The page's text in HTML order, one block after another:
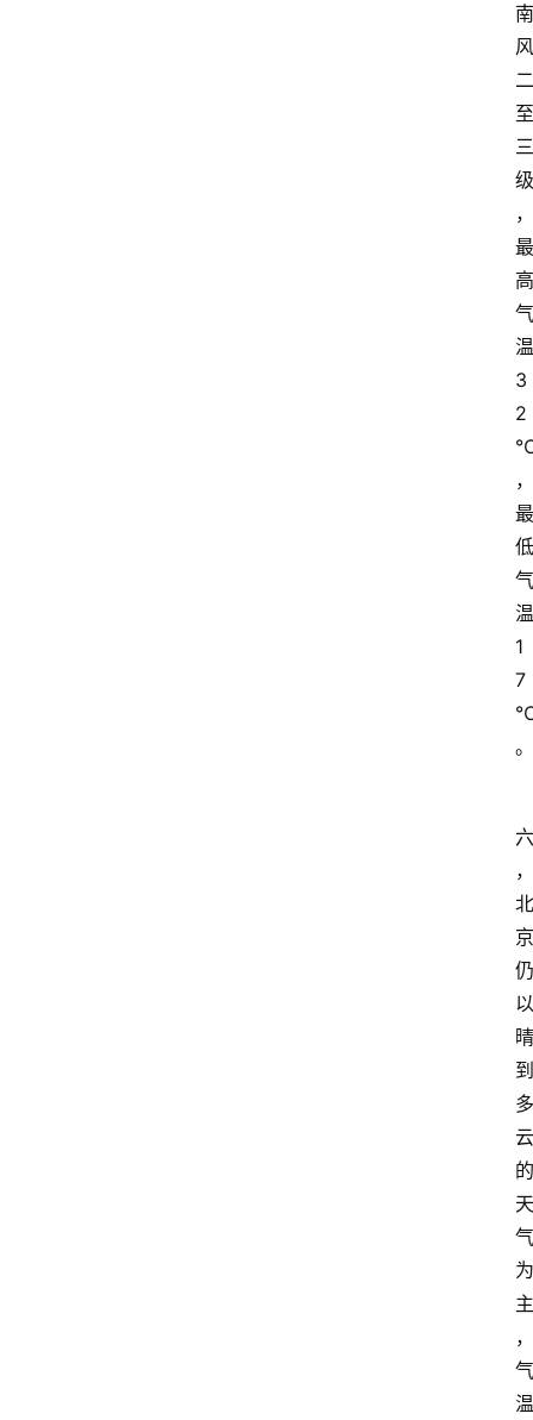
南
风
二
至
三
级
，
最
高
气
温
3
2
，
最
低
气
温
1
7
。
六
，
北
京
仍
以
晴
到
多
云
的
天
气
为
主
，
气
温